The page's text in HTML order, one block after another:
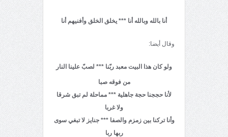
أنا بالله وبالله أنا *** يخلق الخلق وأفنيهم أنا
وقال أيضا:
ولو كان هذا البيت معبد ربّنا *** لصبّ علينا النار
من فوقه صبا
لأنا حججنا حجة جاهلية *** مماحلة لم تبق شرقا
ولا غربا
وأنا تركنا بين زمزم والصفا *** جنايز لا تبغي سوى
ربها ربا